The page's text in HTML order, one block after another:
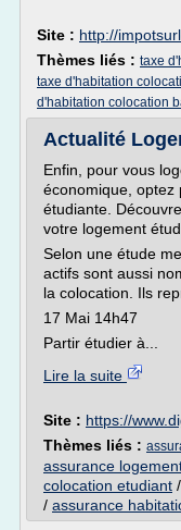
Site : http://
Thèmes liés : taxe
taxe d'habitation
d'habitation colocation
Actualité
Enfin, pour vous
économique, optez
étudiante.
votre logement
Selon une étude
actifs sont aussi
la colocation. Ils
17 Mai 14h47
Partir étudier à...
Lire la suite
Site : https://
Thèmes liés :
assurance
colocation etudiant /
/ assurance